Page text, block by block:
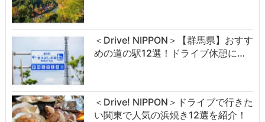
＜Drive! NIPPON＞【群馬県】おすす
めの道の駅12選！ドライブ休憩に…
＜Drive! NIPPON＞ドライブで行きた
い関東で人気の浜焼き12選を紹介！